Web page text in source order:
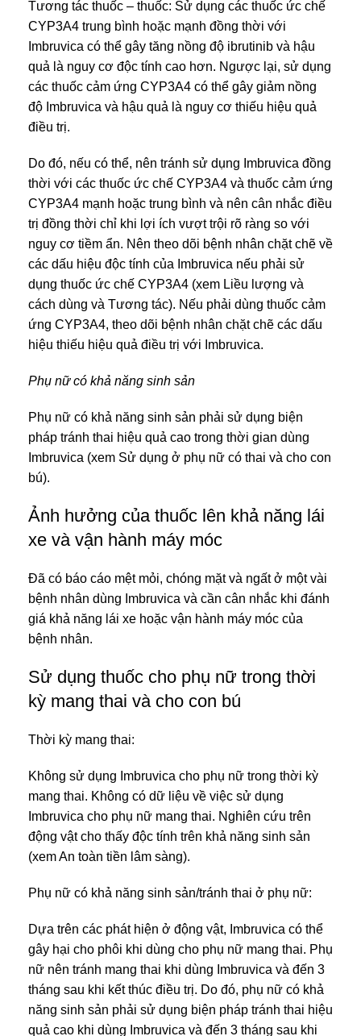
Tương tác thuốc – thuốc: Sử dụng các thuốc ức chế
CYP3A4 trung bình hoặc mạnh đồng thời với
Imbruvica có thể gây tăng nồng độ ibrutinib và hậu
quả là nguy cơ độc tính cao hơn. Ngược lại, sử dụng
các thuốc cảm ứng CYP3A4 có thể gây giảm nồng
độ Imbruvica và hậu quả là nguy cơ thiếu hiệu quả
điều trị.
Do đó, nếu có thể, nên tránh sử dụng Imbruvica đồng
thời với các thuốc ức chế CYP3A4 và thuốc cảm ứng
CYP3A4 mạnh hoặc trung bình và nên cân nhắc điều
trị đồng thời chỉ khi lợi ích vượt trội rõ ràng so với
nguy cơ tiềm ẩn. Nên theo dõi bệnh nhân chặt chẽ về
các dấu hiệu độc tính của Imbruvica nếu phải sử
dụng thuốc ức chế CYP3A4 (xem Liều lượng và
cách dùng và Tương tác). Nếu phải dùng thuốc cảm
ứng CYP3A4, theo dõi bệnh nhân chặt chẽ các dấu
hiệu thiếu hiệu quả điều trị với Imbruvica.
Phụ nữ có khả năng sinh sản
Phụ nữ có khả năng sinh sản phải sử dụng biện
pháp tránh thai hiệu quả cao trong thời gian dùng
Imbruvica (xem Sử dụng ở phụ nữ có thai và cho con
bú).
Ảnh hưởng của thuốc lên khả năng lái
xe và vận hành máy móc
Đã có báo cáo mệt mỏi, chóng mặt và ngất ở một vài
bệnh nhân dùng Imbruvica và cần cân nhắc khi đánh
giá khả năng lái xe hoặc vận hành máy móc của
bệnh nhân.
Sử dụng thuốc cho phụ nữ trong thời
kỳ mang thai và cho con bú
Thời kỳ mang thai:
Không sử dụng Imbruvica cho phụ nữ trong thời kỳ
mang thai. Không có dữ liệu về việc sử dụng
Imbruvica cho phụ nữ mang thai. Nghiên cứu trên
động vật cho thấy độc tính trên khả năng sinh sản
(xem An toàn tiền lâm sàng).
Phụ nữ có khả năng sinh sản/tránh thai ở phụ nữ:
Dựa trên các phát hiện ở động vật, Imbruvica có thể
gây hại cho phôi khi dùng cho phụ nữ mang thai. Phụ
nữ nên tránh mang thai khi dùng Imbruvica và đến 3
tháng sau khi kết thúc điều trị. Do đó, phụ nữ có khả
năng sinh sản phải sử dụng biện pháp tránh thai hiệu
quả cao khi dùng Imbruvica và đến 3 tháng sau khi